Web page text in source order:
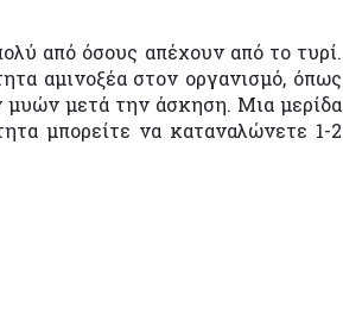
από όσους απέχουν από το τυρί.
αμινοξέα στον οργανισμό, όπως
μυών μετά την άσκηση. Μια μερίδα
μπορείτε να καταναλώνετε 1-2